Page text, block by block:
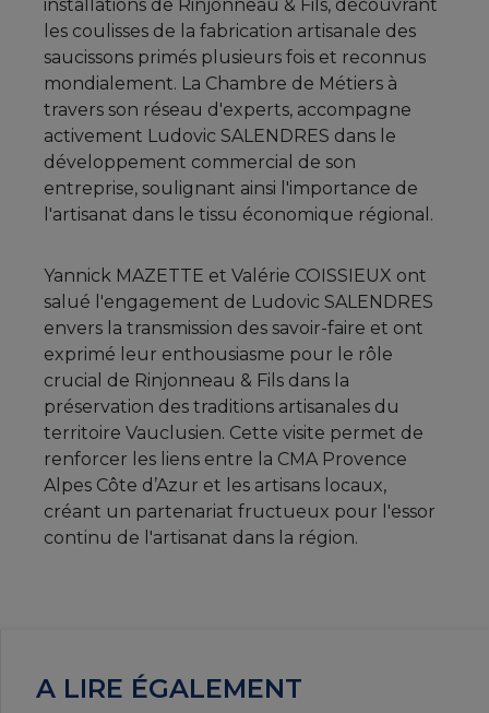
installations de Rinjonneau & Fils, découvrant
les coulisses de la fabrication artisanale des
saucissons primés plusieurs fois et reconnus
mondialement. La Chambre de Métiers à
travers son réseau d'experts, accompagne
activement Ludovic SALENDRES dans le
développement commercial de son
entreprise, soulignant ainsi l'importance de
l'artisanat dans le tissu économique régional.
Yannick MAZETTE et Valérie COISSIEUX ont
salué l'engagement de Ludovic SALENDRES
envers la transmission des savoir-faire et ont
exprimé leur enthousiasme pour le rôle
crucial de Rinjonneau & Fils dans la
préservation des traditions artisanales du
territoire Vauclusien. Cette visite permet de
renforcer les liens entre la CMA Provence
Alpes Côte d’Azur et les artisans locaux,
créant un partenariat fructueux pour l'essor
continu de l'artisanat dans la région.
A LIRE ÉGALEMENT